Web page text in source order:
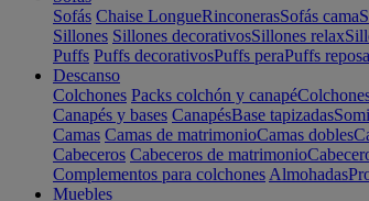
Sofás Chaise LongueRinconerasSofás cama
Sillones Sillones decorativosSillones relax
Puffs Puffs decorativosPuffs peraPuffs
Descanso
Colchones Packs colchón y canapé
Canapés y bases CanapésBase tapizadas
Camas Camas de matrimonioCamas dobles
Cabeceros Cabeceros de matrimonio
Complementos para colchones Almohadas
Muebles